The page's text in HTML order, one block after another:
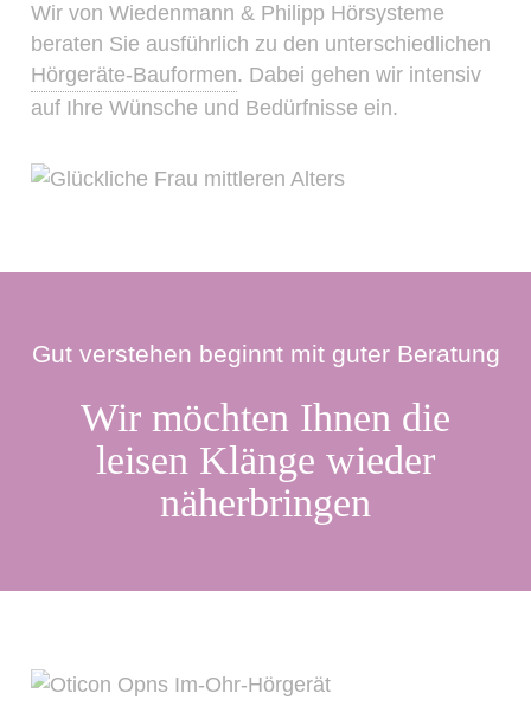
Wir von Wiedenmann & Philipp Hörsysteme
beraten Sie ausführlich zu den unterschiedlichen
Hörgeräte-Bauformen. Dabei gehen wir intensiv
auf Ihre Wünsche und Bedürfnisse ein.
Gut verstehen beginnt mit guter Beratung
Wir möchten Ihnen die
leisen Klänge wieder
näherbringen